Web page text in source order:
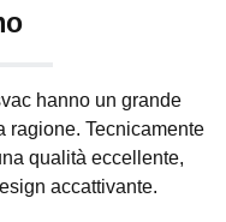
hanno un grande
ragione. Tecnicamente
qualità eccellente,
accattivante.